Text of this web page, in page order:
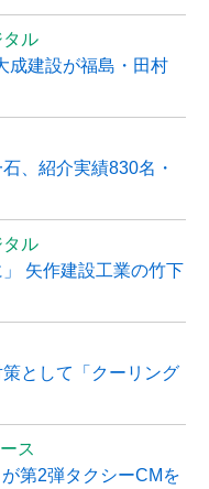
ル
成建設が福島・田村
、紹介実績830名・
ル
矢作建設工業の竹下
として「クーリング
ス
第2弾タクシーCMを